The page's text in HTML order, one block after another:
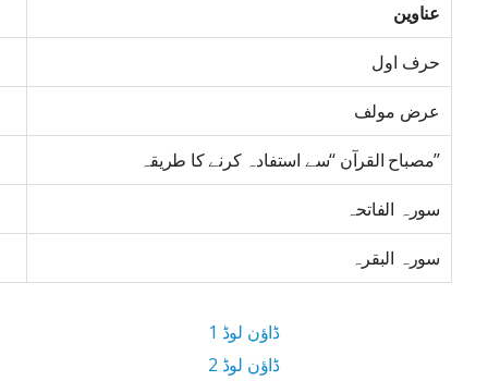
عناوین
حرف اول
عرض مولف
’’مصباح القرآن ‘‘سے استفادہ کرنے کا طریقہ
سورہ الفاتحہ
سورہ البقرہ
ڈاؤن لوڈ 1
ڈاؤن لوڈ 2